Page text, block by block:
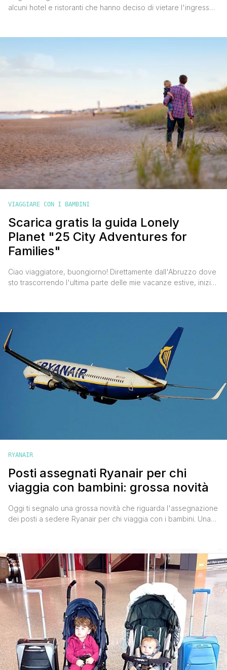
alcuni hotel e ristoranti che hanno deciso di vietare l'ingresso
deciso di bandirli da alcune file dei suoi aeromobili, per
VIAGGIARE CON I BAMBINI
Scarica gratis la guida Lonely
Planet "25 City Adventures for
Families"
Ciao viaggiatore, buongiorno! Direttamente dall'Abruzzo dove
sto trascorrendo l'ultima parte delle mie vacanze estive, inizio
turistiche più famose del mondo ha rilasciato per il download
gratuito la guida '25 City Adventures for Families'. Un ebook
che raccoglie preziosi suggerimenti [']
RYANAIR
Posti assegnati Ryanair per chi
viaggia con bambini: grossa novità
Oggi ti segnalo una grossa novità che riguarda l'assegnazione
dei posti a sedere Ryanair per chi viaggia con i bambini. Una
annunciato che dal 1° settembre 2016, tutti i passeggeri che
viaggeranno con bambini under 12, saranno [']